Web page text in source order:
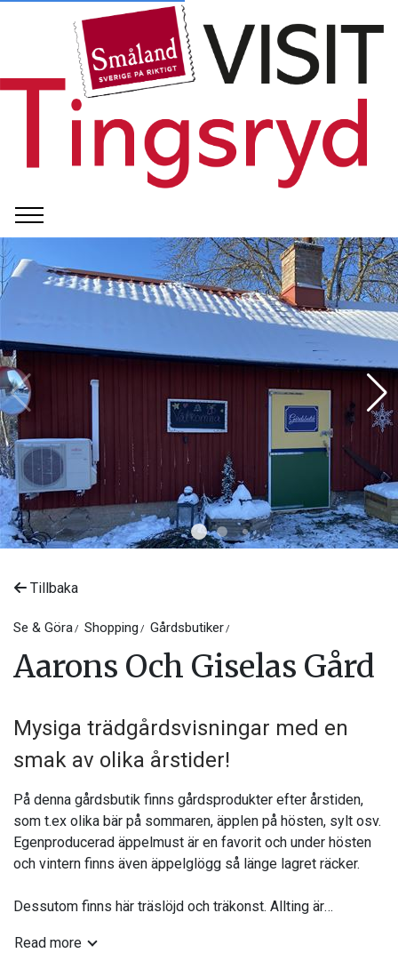
Tillbaka
Se & Göra Shopping Gårdsbutiker
Aarons Och Giselas Gård
Mysiga trädgårdsvisningar med en
smak av olika årstider!
På denna gårdsbutik finns gårdsprodukter efter årstiden,
som t.ex olika bär på sommaren, äpplen på hösten, sylt osv.
Egenproducerad äppelmust är en favorit och under hösten
och vintern finns även äppelglögg så länge lagret räcker.
Dessutom finns här träslöjd och träkonst. Allting är
trädgårdsvisningar erbjuds och den intresserade kan boka
Read more